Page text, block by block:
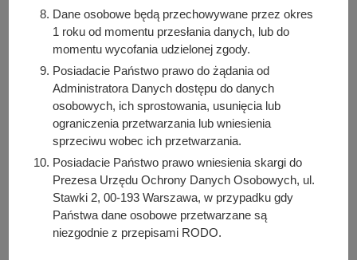
Osoba odpowiedzialna za treść:
Agnieszka Lewicka-Bachman
Osoba odpowiedzialna za publikację:
Bartosz Przybylski
Data wytworzenia:
2021-05-06 12:00:00
Data publikacji:
2021-05-06 12:00:00
Data ostatniej modyfikacji:
2021-05-06 12:00:00
Dane osobowe będą przechowywane przez okres
1 roku od momentu przesłania danych, lub do
momentu wycofania udzielonej zgody.
Posiadacie Państwo prawo do żądania od
Administratora Danych dostępu do danych
osobowych, ich sprostowania, usunięcia lub
ograniczenia przetwarzania lub wniesienia
sprzeciwu wobec ich przetwarzania.
Posiadacie Państwo prawo wniesienia skargi do
Prezesa Urzędu Ochrony Danych Osobowych, ul.
Stawki 2, 00-193 Warszawa, w przypadku gdy
Państwa dane osobowe przetwarzane są
niezgodnie z przepisami RODO.